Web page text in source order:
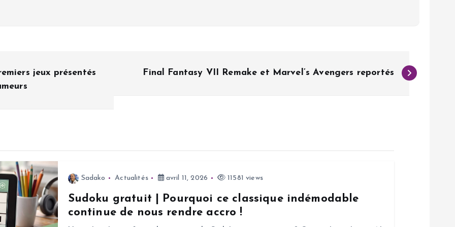
jeux présentés
Final Fantasy VII Remake et Marvel’s Avengers reportés
Sadako Actualités avril 11, 2026 11581 views
Sudoku gratuit | Pourquoi ce classique indémodable
continue de nous rendre accro !